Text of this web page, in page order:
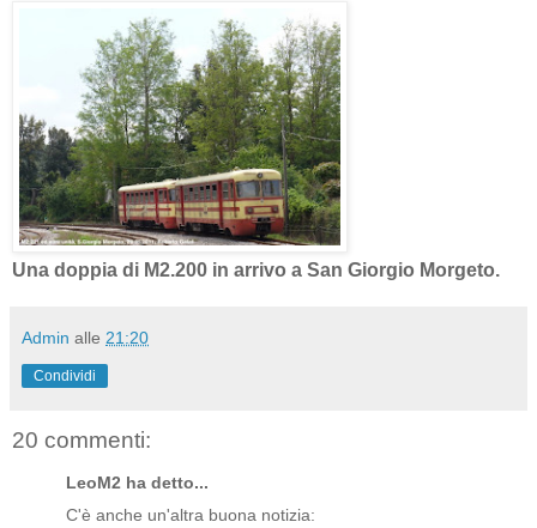
Una doppia di M2.200 in arrivo a San Giorgio Morgeto.
Admin alle 21:20
Condividi
20 commenti:
LeoM2 ha detto...
C'è anche un'altra buona notizia: